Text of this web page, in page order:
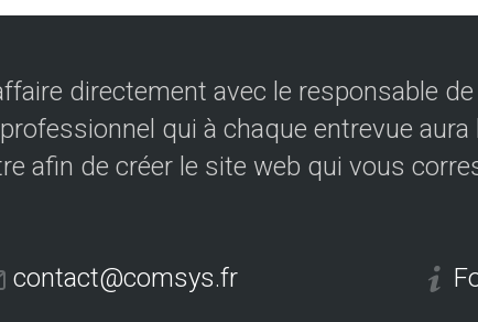
directement avec le responsable
qui à chaque entrevue
afin de créer le site web qui vous
contact@comsys.fr